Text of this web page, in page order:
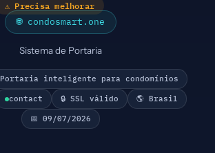
⚠ Precisa melhorar
🌐 condosmart.one
Sistema de Portaria
inteligente para condomínios
contact 🔒 SSL válido 🌎 Brasil
📅 09/07/2026